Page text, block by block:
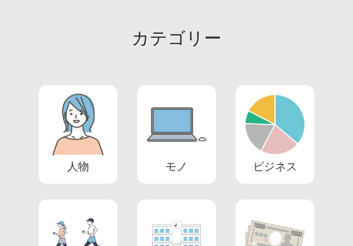
カテゴリー
人物 モノ ビジネス